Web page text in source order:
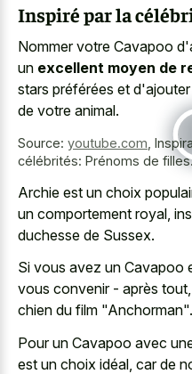
Inspiré par la
Nommer votre Cavapoo
un excellent moyen de
stars préférées et
de votre animal.
Source: youtube.com
célébrités: Prénoms de
Archie est un choix
un comportement royal,
duchesse de Sussex.
Si vous avez un Cavapoo
vous convenir - après
chien du film "Anchorman".
Pour un Cavapoo avec
est un choix idéal, car de